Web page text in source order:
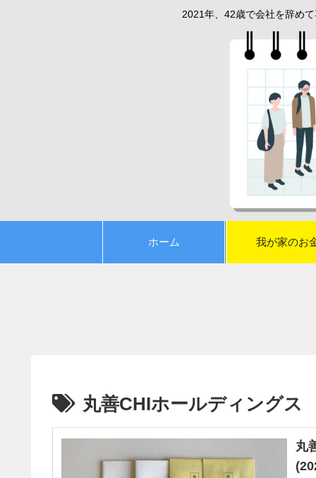
2021年、42歳で会社を辞め
ホーム 我が家のお
丸善CHIホールディングス
丸